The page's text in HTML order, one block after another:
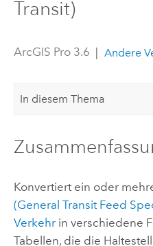
Transit)
ArcGIS Pro 3.6 | Andere
In diesem Thema
Konvertiert ein oder
(General Transit Feed
Verkehrin verschiedene
Tabellen, die die